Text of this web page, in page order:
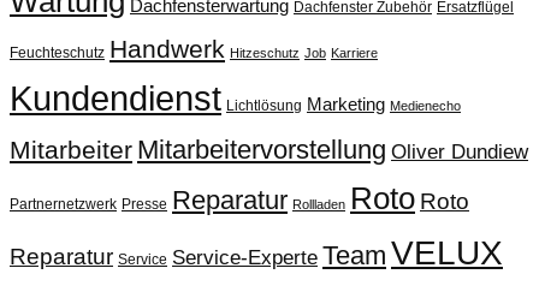
Dachfensterwartung Dachfenster Zubehör Ersatzflügel
Feuchteschutz Handwerk Hitzeschutz Job Karriere
Kundendienst Lichtlösung Marketing Medienecho
Mitarbeiter Mitarbeitervorstellung Oliver Dundiew
Partnernetzwerk Presse Reparatur Rollladen Roto Roto
Reparatur Service Service-Experte Team VELUX